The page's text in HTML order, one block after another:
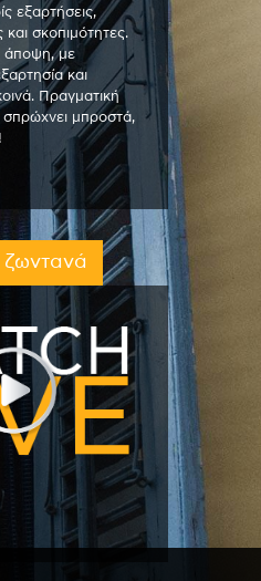
εξαρτήσεις,
σκοπιμότητες.
άποψη, με
και
Πραγματική
μπροστά,